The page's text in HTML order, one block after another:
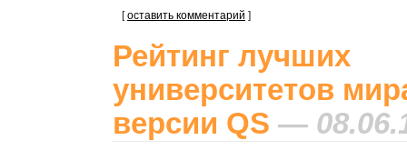
[оставить комментарий ]
Рейтинг лучших
университетов
версии QS —